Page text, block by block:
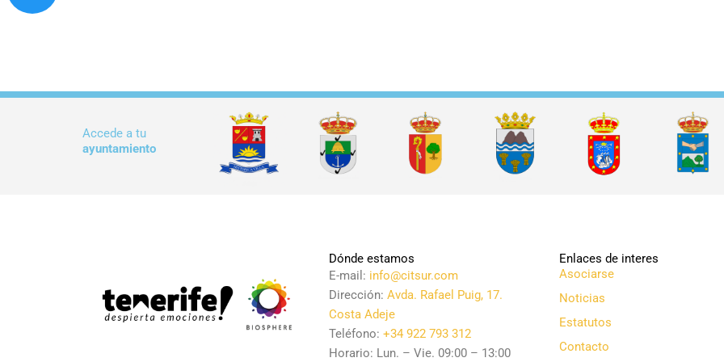
Accede a tu
ayuntamiento
Dónde estamos
E-mail: info@citsur.com
Dirección: Avda. Rafael Puig, 17.
Costa Adeje
Teléfono: +34 922 793 312
Horario: Lun. – Vie. 09:00 – 13:00
Enlaces de interes
Asociarse
Noticias
Estatutos
Contacto